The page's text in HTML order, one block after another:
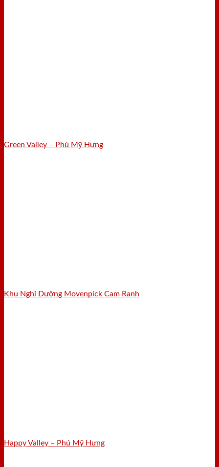
Green Valley – Phú Mỹ Hưng
Khu Nghỉ Dưỡng Movenpick Cam Ranh
Happy Valley – Phú Mỹ Hưng